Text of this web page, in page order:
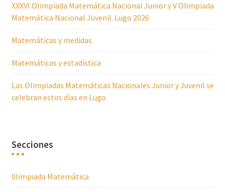
XXXVI Olimpiada Matemática Nacional Junior y V Olimpiada
Matemática Nacional Juvenil. Lugo 2026
Matemáticas y medidas
Matemáticas y estadística
Las Olimpiadas Matemáticas Nacionales Junior y Juvenil se
celebran estos días en Lugo
Secciones
0limpiada Matemática